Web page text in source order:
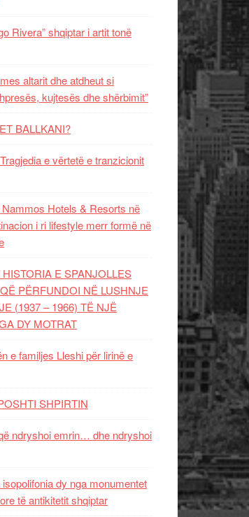
Rivera” shqiptar i artit tonë
altarit dhe atdheut si
kujtesës dhe shërbimit”
BALLKANI?
e vërtetë e tranzicionit
Hotels & Resorts në
i ri lifestyle merr formë në
E SPANJOLLES
PËRFUNDOI NË LUSHNJE
(1937 – 1966) TË NJË
DY MOTRAT
e familjes Lleshi për lirinë e
SHPIRTIN
ndryshoi emrin… dhe ndryshoi
dy nga monumentet
të antikitetit shqiptar